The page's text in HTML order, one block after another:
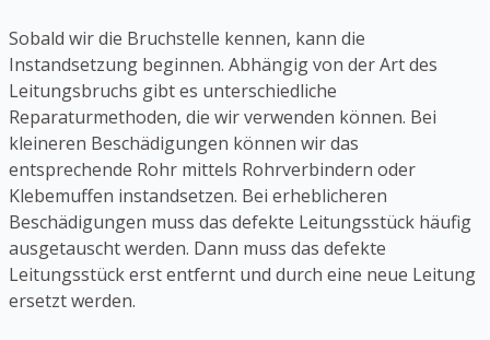
Sobald wir die Bruchstelle kennen, kann die
Instandsetzung beginnen. Abhängig von der Art des
Leitungsbruchs gibt es unterschiedliche
Reparaturmethoden, die wir verwenden können. Bei
kleineren Beschädigungen können wir das
entsprechende Rohr mittels Rohrverbindern oder
Klebemuffen instandsetzen. Bei erheblicheren
Beschädigungen muss das defekte Leitungsstück häufig
ausgetauscht werden. Dann muss das defekte
Leitungsstück erst entfernt und durch eine neue Leitung
ersetzt werden.